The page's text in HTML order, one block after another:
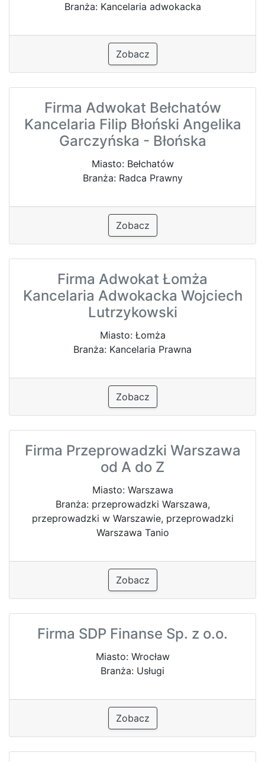
Branża: Kancelaria adwokacka
Zobacz
Firma Adwokat Bełchatów
Kancelaria Filip Błoński Angelika
Garczyńska - Błońska
Miasto: Bełchatów
Branża: Radca Prawny
Zobacz
Firma Adwokat Łomża
Kancelaria Adwokacka Wojciech
Lutrzykowski
Miasto: Łomża
Branża: Kancelaria Prawna
Zobacz
Firma Przeprowadzki Warszawa
od A do Z
Miasto: Warszawa
Branża: przeprowadzki Warszawa,
przeprowadzki w Warszawie, przeprowadzki
Warszawa Tanio
Zobacz
Firma SDP Finanse Sp. z o.o.
Miasto: Wrocław
Branża: Usługi
Zobacz